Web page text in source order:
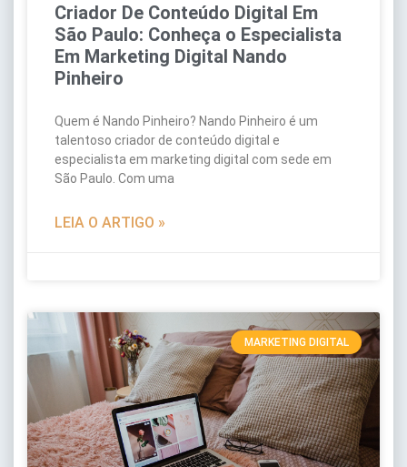
Criador De Conteúdo Digital Em
São Paulo: Conheça o Especialista
Em Marketing Digital Nando
Pinheiro
Quem é Nando Pinheiro? Nando Pinheiro é um
talentoso criador de conteúdo digital e
especialista em marketing digital com sede em
São Paulo. Com uma
LEIA O ARTIGO »
MARKETING DIGITAL